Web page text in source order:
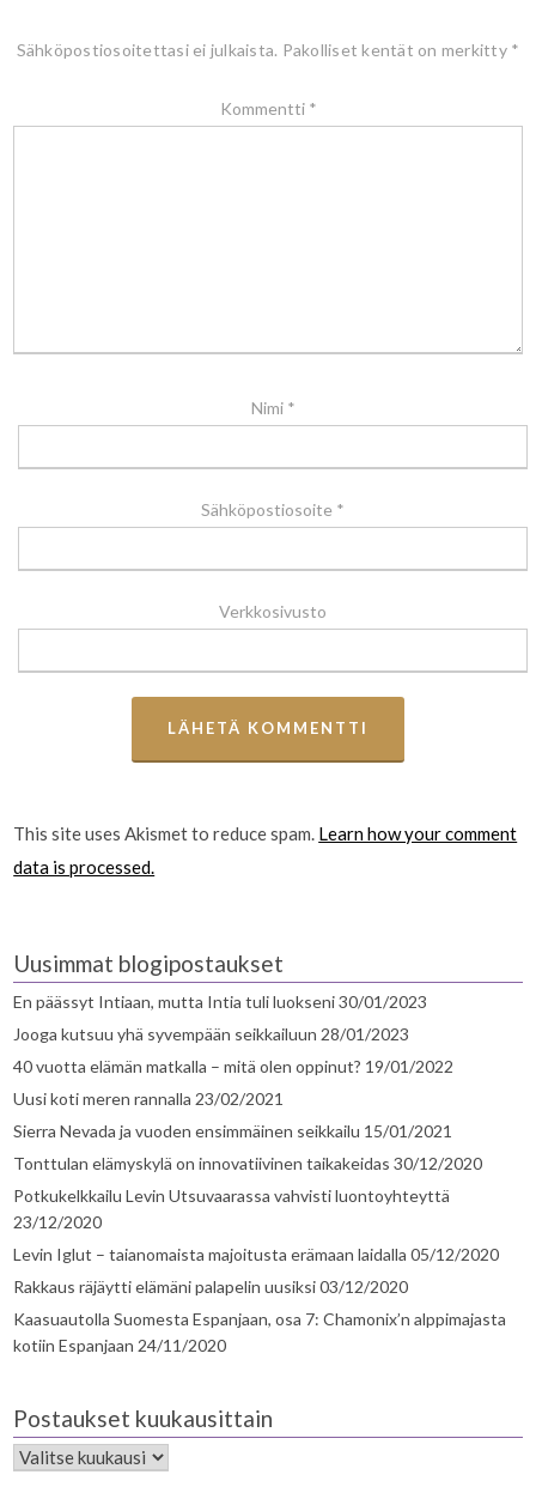
Sähköpostiosoitettasi ei julkaista. Pakolliset kentät on merkitty *
Kommentti *
Nimi *
Sähköpostiosoite *
Verkkosivusto
This site uses Akismet to reduce spam. Learn how your comment
data is processed.
Uusimmat blogipostaukset
En päässyt Intiaan, mutta Intia tuli luokseni30/01/2023
Jooga kutsuu yhä syvempään seikkailuun 28/01/2023
40 vuotta elämän matkalla – mitä olen oppinut? 19/01/2022
Uusi koti meren rannalla 23/02/2021
Sierra Nevada ja vuoden ensimmäinen seikkailu 15/01/2021
Tonttulan elämyskylä on innovatiivinen taikakeidas 30/12/2020
Potkukelkkailu Levin Utsuvaarassa vahvisti luontoyhteyttä
23/12/2020
Levin Iglut – taianomaista majoitusta erämaan laidalla 05/12/2020
Rakkaus räjäytti elämäni palapelin uusiksi03/12/2020
Kaasuautolla Suomesta Espanjaan, osa 7: Chamonix’n alppimajasta
kotiin Espanjaan 24/11/2020
Postaukset kuukausittain